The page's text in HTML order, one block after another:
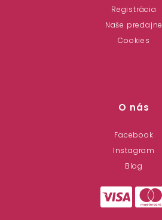
Registrácia
Naše predajne
Cookies
O nás
Facebook
Instagram
Blog